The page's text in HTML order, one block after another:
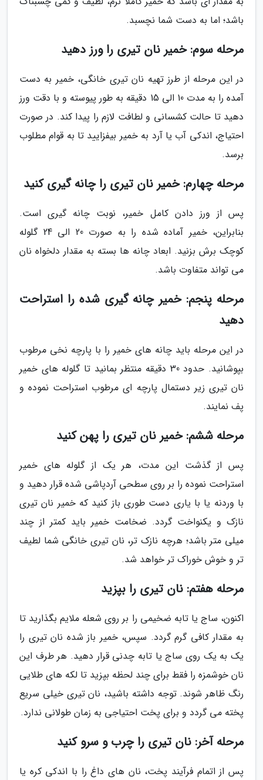
باشد؛ اما به دست شما نچسبد.
مرحله سوم: خمیر نان تیری را ورز دهید
در این مرحله از طرز تهیه نان تیری خانگی، خمیر به دست
آمده را به مدت 10 الی 15 دقیقه به طور پیوسته و با دقت ورز
دهید تا حالت کشسانی و لطافت لازم را پیدا کند. در صورت
احتیاج، اندکی آب یا آرد به خمیر بیفزایید تا به قوام مطلوب
برسد.
مرحله چهارم: خمیر نان تیری را چانه گیری کنید
پس از ورز دادن کامل خمیر، نوبت چانه گیری است.
بنابراین، خمیر آماده شده را به صورت 20 الی 24 گلوله
کوچک برش بزنید. ابعاد چانه ها بسته به مقدار دلخواه نان
می تواند متفاوت باشد.
مرحله پنجم: خمیر چانه گیری شده را استراحت
دهید
در این مرحله باید چانه های خمیر را با پارچه نخی مرطوب
بپوشانید. حدود 30 دقیقه منتظر بمانید تا گلوله های خمیر
نان تیری زیر دستمال پارچه ای مرطوب استراحت نموده و
پف نمایند.
مرحله ششم: خمیر نان تیری را پهن کنید
پس از گذشت این مدت، هر یک از گلوله های خمیر
استراحت نموده را بر روی سطحی آردپاشی شده قرار دهید و
با وردنه یا با یاری دست طوری باز کنید که خمیر نان تیری
نازک و یکنواخت گردد. ضخامت خمیر باید کمتر از چند
میلی متر باشد؛ هرچه نازک تر، نان تیری خانگی شما لطیف
تر و خوش خوراک تر خواهد شد.
مرحله هفتم: نان تیری را بپزید
اکنون، ساج یا تابه ضخیمی را بر روی شعله ملایم بگذارید تا
به مقدار کافی گرم گردد. سپس، خمیر باز شده نان تیری را
یک به یک روی ساج یا تابه چدنی قرار دهید. هر طرف این
نان خوشمزه را فقط برای چند لحظه بپزید تا لکه های طلایی
رنگ ظاهر شوند. توجه داشته باشید، نان تیری خیلی سریع
پخته می گردد و برای پخت احتیاجی به زمان طولانی ندارد.
مرحله آخر: نان تیری را چرب و سرو کنید
پس از اتمام فرآیند پخت، نان های داغ را با اندکی کره یا